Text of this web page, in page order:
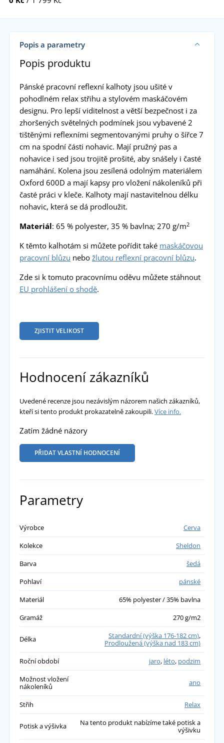
Popis a parametry
Popis produktu
Pánské pracovní reflexní kalhoty jsou ušité v
pohodlném relax střihu a stylovém maskáčovém
designu. Pro lepší viditelnost a větší bezpečnost i za
zhoršených světelných podmínek jsou vybavené 2
tištěnými reflexními segmentovanými pruhy o šířce 7
cm na spodní části nohavic. Mají pružný pas a
nohavice i sed jsou trojitě prošité, aby snášely i časté
namáhání. Kolena jsou zesílená odolným materiálem
Oxford 600D a mají kapsy pro vložení nákoleníků při
časté práci v kleče. Kalhoty mají nastavitelnou délku
nohavic, která se dá prodloužit.
Materiál: 65 % polyester, 35 % bavlna; 270 g/m2
K těmto kalhotám si můžete pořídit také maskáčovou
pracovní blůzu nebo žlutou reflexní pracovní blůzu.
Zde si k tomuto pracovnímu oděvu můžete stáhnout
EU prohlášení o shodě.
ZJISTIT VELIKOST
Hodnocení zákazníků
Uvedené recenze jsou nezávislým názorem našich zákazníků,
kteří si tento produkt prokazatelně zakoupili.Více info.
Zatím žádné názory
PŘIDAT VLASTNÍ HODNOCENÍ
Parametry
Výrobce
Cerva
Kolekce
Sheldon
Barva
šedá
Pohlaví
pánské
Materiál
65% polyester / 35% bavlna
Gramáž
270 g/m2
Délka Standardní (výška 176-182 cm),
Prodloužená (výška nad 183 cm)
Roční období
jaro, léto, podzim
Možnost vložení
nákoleníků
ano
Střih Relax
Potisk a výšivka
Na tento produkt nabízíme také potisk a
výšivku